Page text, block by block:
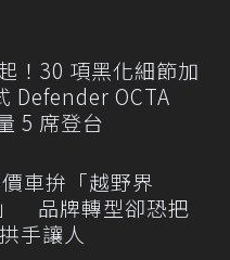
！30 項黑化細節加
Defender OCTA
5 席登台
車拚「越野界
品牌轉型卻恐把
手讓人